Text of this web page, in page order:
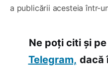
a publicării acesteia într-
Ne poți citi și pe
Telegram, dacă